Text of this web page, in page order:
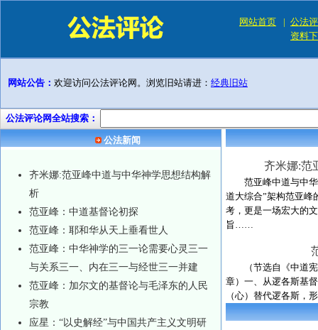
网站首页 | 公法
资料
网站公告： 欢迎访问公法评论网。浏览旧站请进： 经典旧站
公法评论网全站搜索：
公法新闻
齐米娜:范亚峰中道与中华神学思想结构解
析
范亚峰：中道基督论初探
范亚峰：耶和华从天上垂看世人
范亚峰：中华神学的三一论需要心灵三一
与关系三一、内在三一与经世三一并建
范亚峰：加尔文的基督论与毛泽东的人民
宗教
应星：“以史解经”与中国共产主义文明研
齐米娜:范
范亚峰中道与中
道大综合”架构范亚峰
考，更是一场宏大的
旨……
（节选自《中道
章）一、从逻各斯基
（心）替代逻各斯